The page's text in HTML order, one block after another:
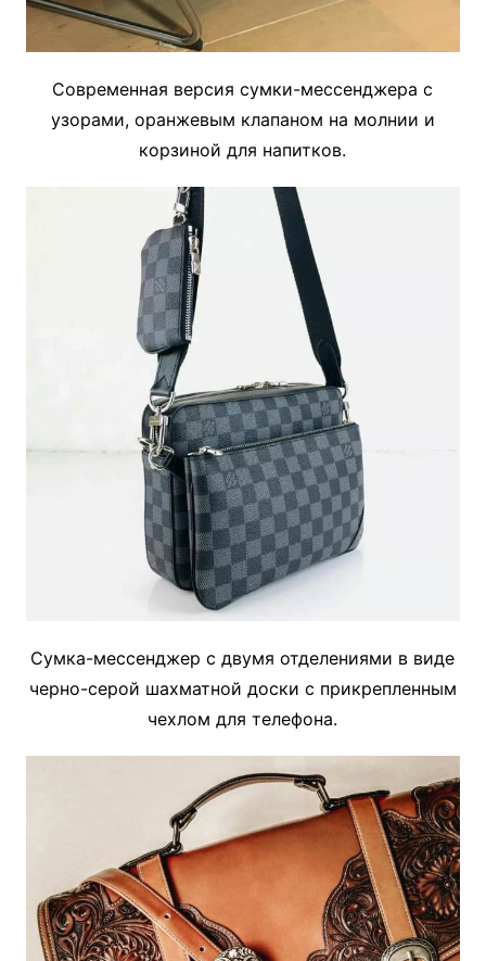
Современная версия сумки-мессенджера с
узорами, оранжевым клапаном на молнии и
корзиной для напитков.
Сумка-мессенджер с двумя отделениями в виде
черно-серой шахматной доски с прикрепленным
чехлом для телефона.